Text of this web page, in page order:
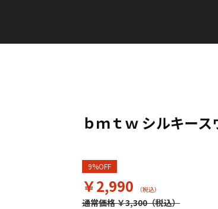
ｂｍｔｗ シルキー
9%OFF
￥2,990
通常価格 ￥3,300